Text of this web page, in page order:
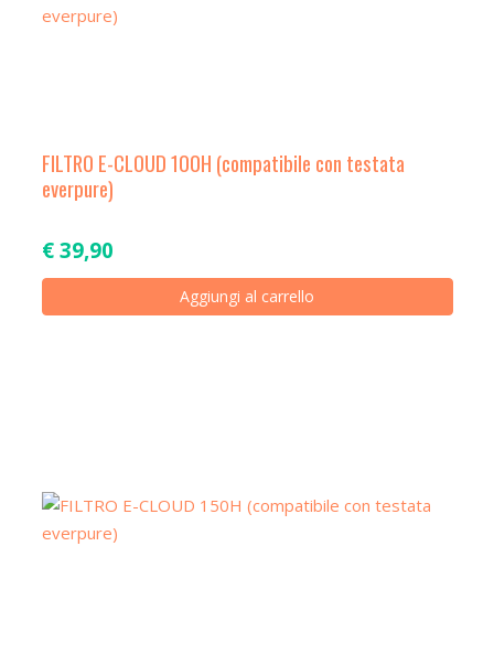
FILTRO E-CLOUD 100H (compatibile con testata
everpure)
€39,90
Aggiungi al carrello